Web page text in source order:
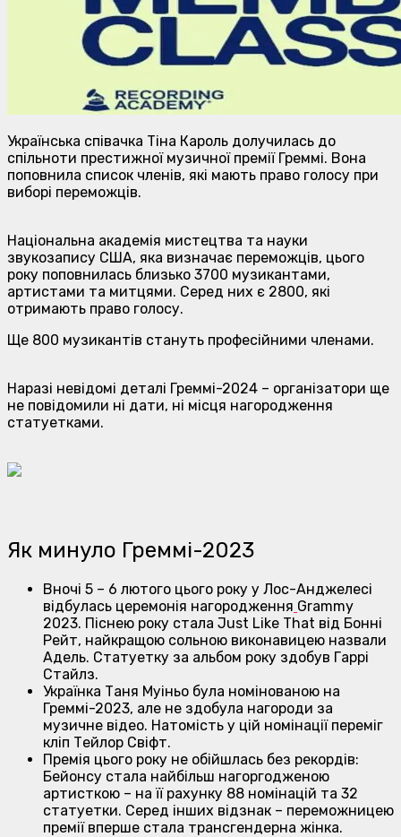
Українська співачка Тіна Кароль долучилась до
спільноти престижної музичної премії Греммі. Вона
поповнила список членів, які мають право голосу при
виборі переможців.
Національна академія мистецтва та науки
звукозапису США, яка визначає переможців, цього
року поповнилась близько 3700 музикантами,
артистами та митцями. Серед них є 2800, які
отримають право голосу.
Ще 800 музикантів стануть професійними членами.
Наразі невідомі деталі Греммі-2024 – організатори ще
не повідомили ні дати, ні місця нагородження
статуетками.
Як минуло Греммі-2023
Вночі 5 – 6 лютого цього року у Лос-Анджелесі
відбулась церемонія нагородження Grammy
2023. Піснею року стала Just Like That від Бонні
Рейт, найкращою сольною виконавицею назвали
Адель. Статуетку за альбом року здобув Гаррі
Стайлз.
Українка Таня Муіньо була номінованою на
Греммі-2023, але не здобула нагороди за
музичне відео. Натомість у цій номінації переміг
кліп Тейлор Свіфт.
Премія цього року не обійшлась без рекордів:
Бейонсу стала найбiльш нагоргодженою
артисткою – на її рахунку 88 номінацій та 32
статуетки. Серед інших відзнак – переможницею
премії вперше стала трансгендерна жінка.